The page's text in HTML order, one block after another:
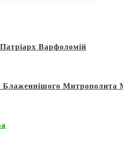
Варфоломій
Блаженнішого